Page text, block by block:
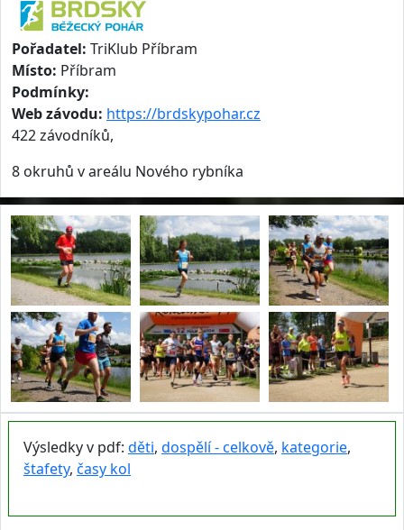
Pořadatel: TriKlub Příbram
Místo: Příbram
Podmínky:
Web závodu: https://brdskypohar.cz
422 závodníků,
8 okruhů v areálu Nového rybníka
Výsledky v pdf: děti, dospělí - celkově, kategorie,
štafety, časy kol